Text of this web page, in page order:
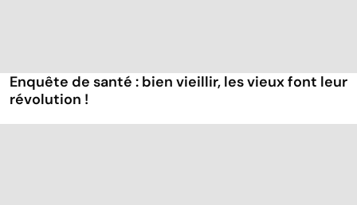
Enquête de santé : bien vieillir, les vieux font leur
révolution !